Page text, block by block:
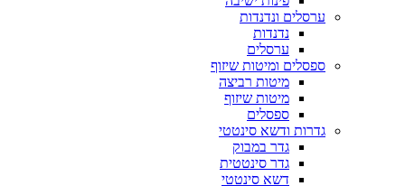
ערסלים ונדנדות
נדנדות
ערסלים
ספסלים ומיטות שיזוף
מיטות רביצה
מיטות שיזוף
ספסלים
גדרות ודשא סינטטי
גדר במבוק
גדר סינטטית
דשא סינטטי